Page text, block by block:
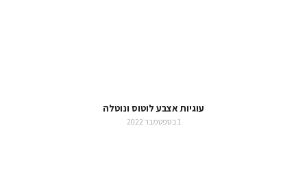
עוגיות אצבע לוטוס ונוטלה
1 בספטמבר 2022